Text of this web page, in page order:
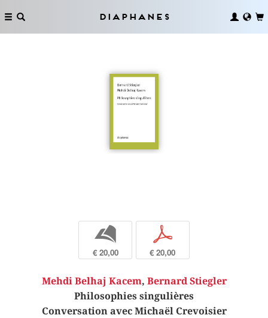
Diaphanes
b
€ 20,00
p
€ 20,00
Mehdi Belhaj Kacem, Bernard Stiegler
Philosophies singulières
Conversation avec Michaël Crevoisier